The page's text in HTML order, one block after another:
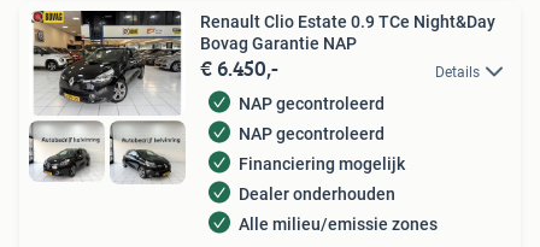
Renault Clio Estate 0.9 TCe Night&Day
Bovag Garantie NAP
€ 6.450,- Details
NAP gecontroleerd
NAP gecontroleerd
Financiering mogelijk
Dealer onderhouden
Alle milieu/emissie zones